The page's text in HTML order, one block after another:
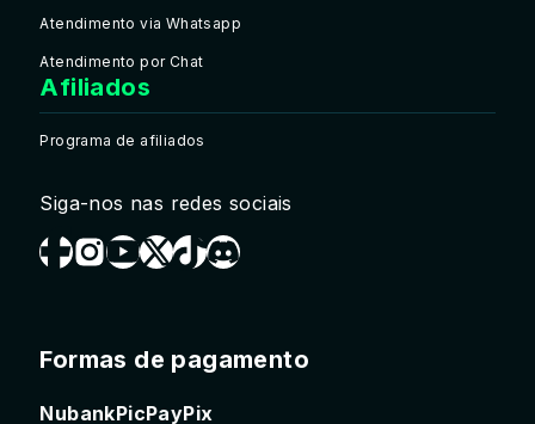
Atendimento via Whatsapp
Atendimento por Chat
Afiliados
Programa de afiliados
Siga-nos nas redes sociais
Formas de pagamento
NubankPicPayPix